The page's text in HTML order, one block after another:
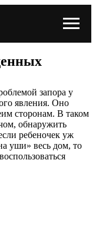
запора у
явления. Оно
сторонам. В таком
обнаружить
ребеночек уж
уши» весь дом, то